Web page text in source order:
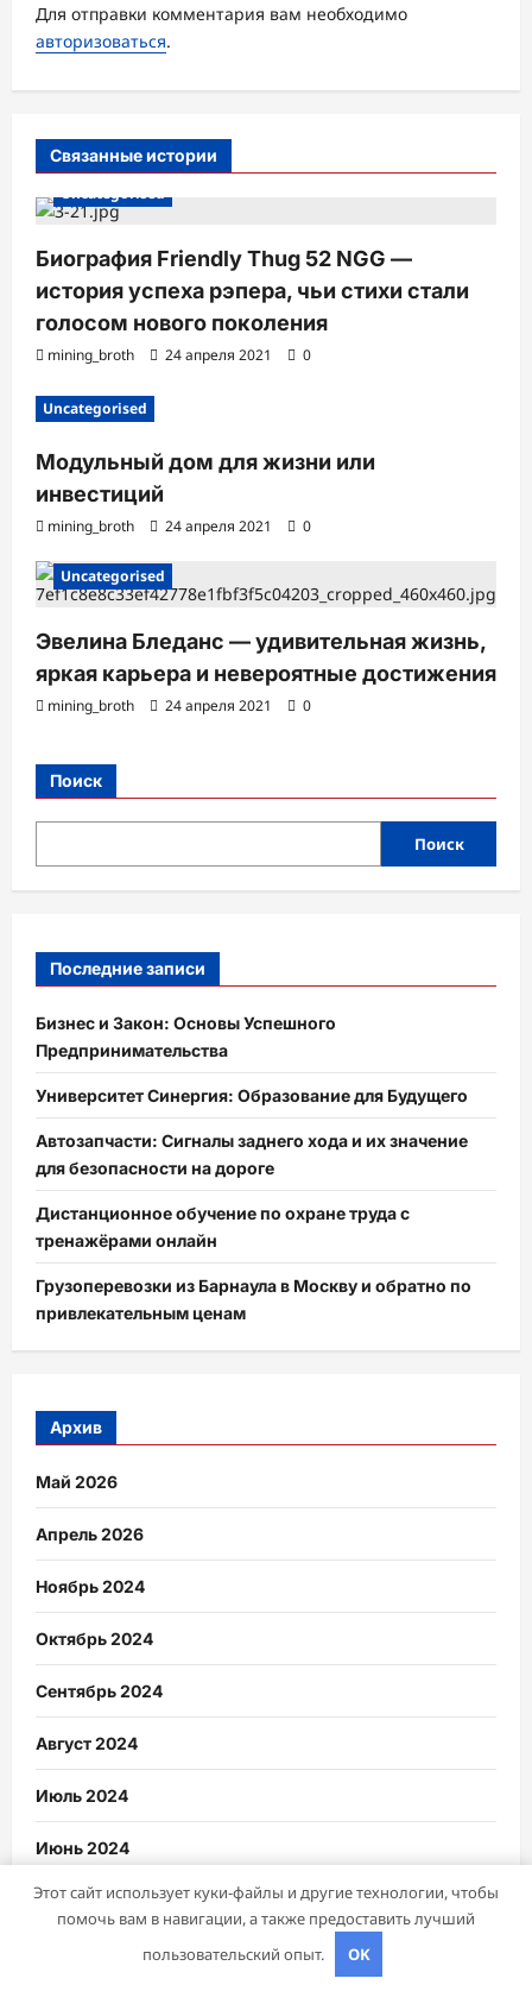
п
и
с
и
Для отправки комментария вам необходимо
авторизоваться.
Связанные истории
Uncategorised
Биография Friendly Thug 52 NGG —
история успеха рэпера, чьи стихи стали
голосом нового поколения
mining_broth 24 апреля 2021 0
Uncategorised
Модульный дом для жизни или
инвестиций
mining_broth 24 апреля 2021 0
Uncategorised
Эвелина Бледанс — удивительная жизнь,
яркая карьера и невероятные достижения
mining_broth 24 апреля 2021 0
Поиск
Поиск
Последние записи
Бизнес и Закон: Основы Успешного
Предпринимательства
Университет Синергия: Образование для Будущего
Автозапчасти: Сигналы заднего хода и их значение
для безопасности на дороге
Дистанционное обучение по охране труда с
тренажёрами онлайн
Грузоперевозки из Барнаула в Москву и обратно по
привлекательным ценам
Архив
Май 2026
Апрель 2026
Ноябрь 2024
Октябрь 2024
Сентябрь 2024
Август 2024
Июль 2024
Июнь 2024
Май 2024
Этот сайт использует куки-файлы и другие технологии, чтобы
помочь вам в навигации, а также предоставить лучший
пользовательский опыт.
OK